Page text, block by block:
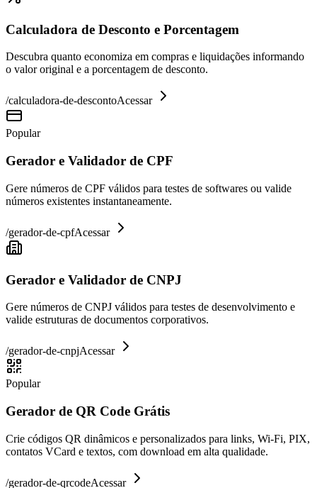
Calculadora de Desconto e Porcentagem
Descubra quanto economiza em compras e liquidações informando
o valor original e a porcentagem de desconto.
/calculadora-de-descontoAcessar
Popular
Gerador e Validador de CPF
Gere números de CPF válidos para testes de softwares ou valide
números existentes instantaneamente.
/gerador-de-cpfAcessar
Gerador e Validador de CNPJ
Gere números de CNPJ válidos para testes de desenvolvimento e
valide estruturas de documentos corporativos.
/gerador-de-cnpjAcessar
Popular
Gerador de QR Code Grátis
Crie códigos QR dinâmicos e personalizados para links, Wi-Fi, PIX,
contatos VCard e textos, com download em alta qualidade.
/gerador-de-qrcodeAcessar